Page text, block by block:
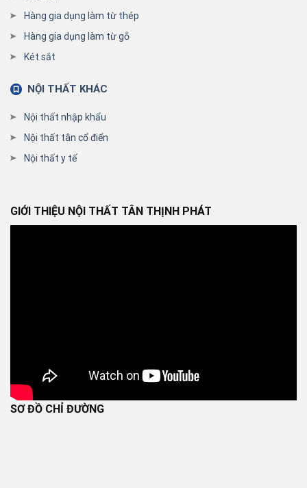
Hàng gia dụng làm từ thép
Hàng gia dụng làm từ gỗ
Két sắt
NỘI THẤT KHÁC
Nội thất nhập khẩu
Nội thất tân cổ điển
Nội thất y tế
GIỚI THIỆU NỘI THẤT TÂN THỊNH PHÁT
SƠ ĐỒ CHỈ ĐƯỜNG